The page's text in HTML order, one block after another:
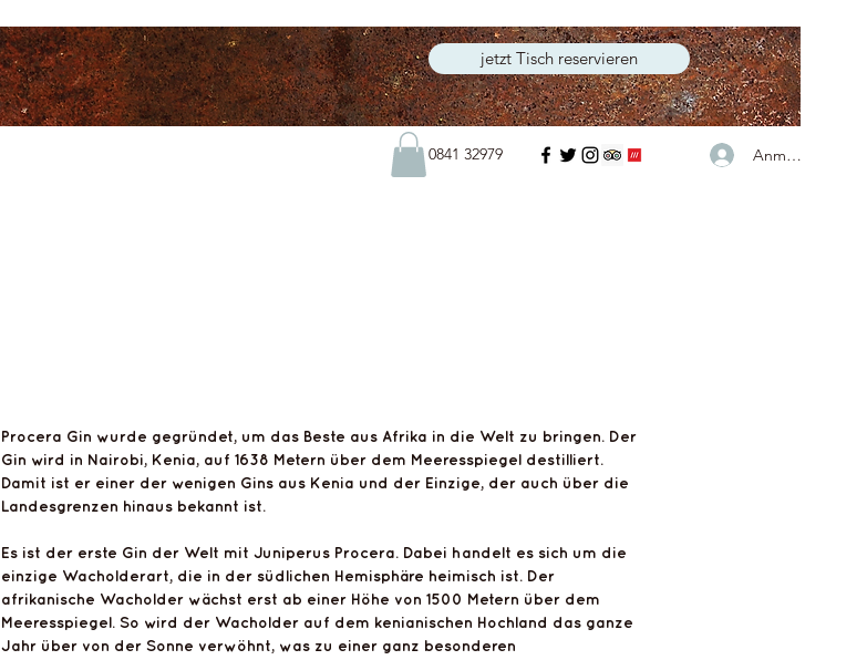
jetzt Tisch reservieren
0841 32979 Anmelden
Procera Gin wurde gegründet, um das Beste aus Afrika in die Welt zu bringen. Der
Gin wird in Nairobi, Kenia, auf 1638 Metern über dem Meeresspiegel destilliert.
Damit ist er einer der wenigen Gins aus Kenia und der Einzige, der auch über die
Landesgrenzen hinaus bekannt ist.
Es ist der erste Gin der Welt mit Juniperus Procera. Dabei handelt es sich um die
einzige Wacholderart, die in der südlichen Hemisphäre heimisch ist. Der
afrikanische Wacholder wächst erst ab einer Höhe von 1500 Metern über dem
Meeresspiegel. So wird der Wacholder auf dem kenianischen Hochland das ganze
Jahr über von der Sonne verwöhnt, was zu einer ganz besonderen